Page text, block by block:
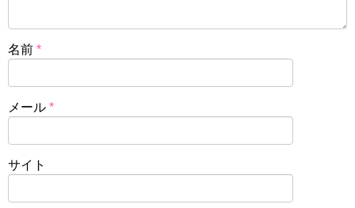
名前 *
メール *
サイト